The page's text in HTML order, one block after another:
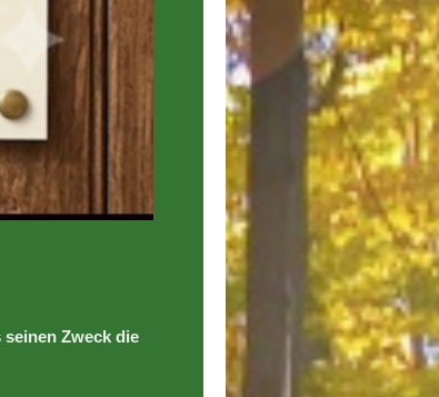
Zweck die